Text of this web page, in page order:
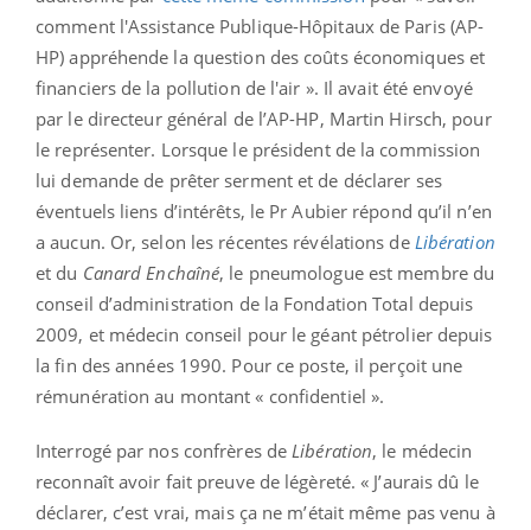
comment l'Assistance Publique-Hôpitaux de Paris (AP-
HP) appréhende la question des coûts économiques et
financiers de la pollution de l'air ». Il avait été envoyé
par le directeur général de l’AP-HP, Martin Hirsch, pour
le représenter. Lorsque le président de la commission
lui demande de prêter serment et de déclarer ses
éventuels liens d’intérêts, le Pr Aubier répond qu’il n’en
a aucun. Or, selon les récentes révélations de Libération
et du Canard Enchaîné, le pneumologue est membre du
conseil d’administration de la Fondation Total depuis
2009, et médecin conseil pour le géant pétrolier depuis
la fin des années 1990. Pour ce poste, il perçoit une
rémunération au montant « confidentiel ».
Interrogé par nos confrères de Libération, le médecin
reconnaît avoir fait preuve de légèreté. « J’aurais dû le
déclarer, c’est vrai, mais ça ne m’était même pas venu à